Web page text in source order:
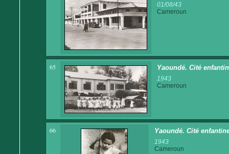
01/08/43
Cameroun
65 Yaoundé. Cité
1943
Cameroun
66 Yaoundé. Cité
1943
Cameroun